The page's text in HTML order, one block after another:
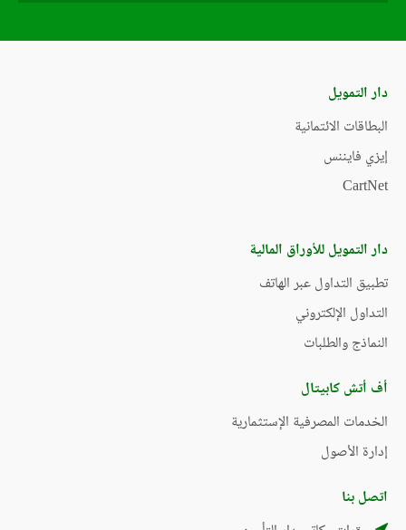
دار التمويل
البطاقات الائتمانية
إيزي فايننس
CartNet
دار التمويل للأوراق المالية
تطبيق التداول عبر الهاتف
التداول الإلكتروني
النماذج والطلبات
أف أتش كابيتال
الخدمات المصرفية الإستثمارية
إدارة الأصول
اتصل بنا